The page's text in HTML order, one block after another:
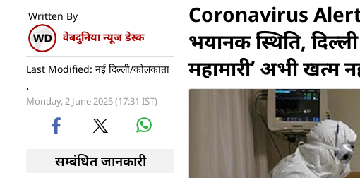
Written By
वेबदुनिया न्यूज डेस्क
Last Modified: नई दिल्ली/कोलकाता
,
Monday, 2 June 2025 (17:31 IST)
सम्बंधित जानकारी
Coronavirus Alert
भयानक स्थिति,
महामारी’ अभी खत्म